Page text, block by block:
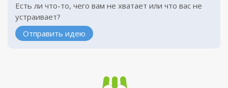
Есть ли что-то, чего вам не хватает или что вас не
устраивает?
Отправить идею